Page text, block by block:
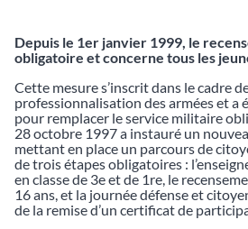
Depuis le 1er janvier 1999, le
obligatoire et concerne tous les
Cette mesure s’inscrit dans le cadre
professionnalisation des armées et a
pour remplacer le service militaire
28 octobre 1997 a instauré un
mettant en place un parcours de
de trois étapes obligatoires :
en classe de 3e et de 1re, le
16 ans, et la journée défense et
de la remise d’un certificat de